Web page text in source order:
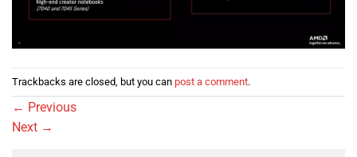
Trackbacks are closed, but you can post a comment.
← Previous
Next →